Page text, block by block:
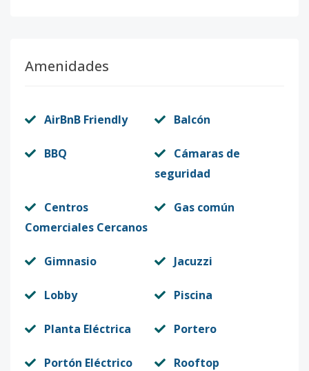
Amenidades
AirBnB Friendly Balcón
BBQ
Cámaras de
seguridad
Centros
Comerciales Cercanos
Gas común
Gimnasio Jacuzzi
Lobby Piscina
Planta Eléctrica Portero
Portón Eléctrico Rooftop